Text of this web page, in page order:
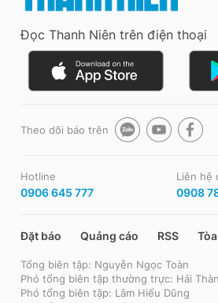
Đọc Thanh Niên trên điện thoại
Theo dõi báo trên
Hotline
0906 645 777
Liên hệ
0908
Đặt báo Quảng cáo RSS
Tổng biên tập: Nguyễn Ngọc Toàn
Phó tổng biên tập thường trực: Hải
Phó tổng biên tập: Lâm Hiếu Dũng